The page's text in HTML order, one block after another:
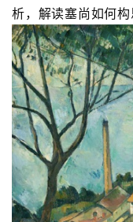
析，解读塞尚如何构